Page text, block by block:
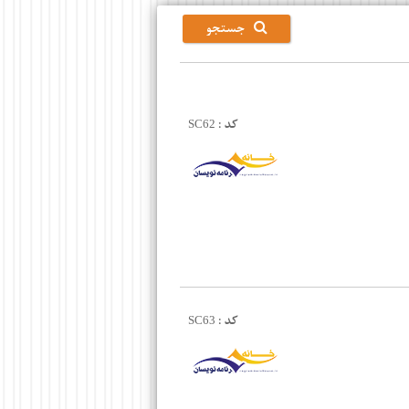
جستجو
کد : SC62
کد : SC63